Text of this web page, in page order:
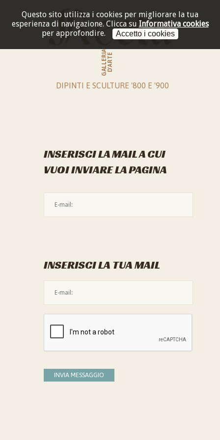
Questo sito utilizza i cookies per migliorare la tua
esperienza di navigazione. Clicca su Informativa cookies
per approfondire.
Accetto i cookies
GALLERIAD'ARTE
DIPINTI E SCULTURE '800 E '900
INSERISCI LA MAIL A CUI
VUOI INVIARE LA PAGINA
INSERISCI LA TUA MAIL
INVIA MESSAGGIO